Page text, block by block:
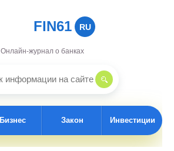
FIN61 RU
Онлайн-журнал о банках
Бизнес Закон Инвестиции